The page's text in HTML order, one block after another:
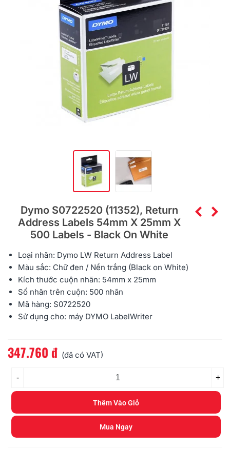
Dymo S0722520 (11352), Return
Address Labels 54mm X 25mm X
500 Labels - Black On White
Loại nhãn: Dymo LW Return Address Label
Màu sắc: Chữ đen / Nền trắng (Black on White)
Kích thước cuộn nhãn: 54mm x 25mm
Số nhãn trên cuộn: 500 nhãn
Mã hàng: S0722520
Sử dụng cho: máy DYMO LabelWriter
Đọc thêm
347.760 đ (đã có VAT)
- +
Thêm Vào Giỏ
Mua Ngay